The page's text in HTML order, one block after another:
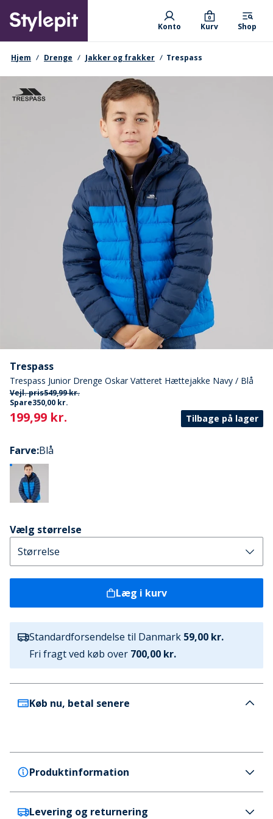
main
content
Primary departments
Konto Kurv
0
Shop
navigationssti
Hjem Drenge Jakker og frakker Trespass
Trespass
Trespass Junior Drenge Oskar Vatteret Hættejakke Navy / Blå
Vejl. pris549,99 kr.
Spare350,00 kr.
Current
199,99 kr. Tilbage på lager
Farve:Blå
Vælg størrelse
Læg i kurv
Standardforsendelse til Danmark 59,00 kr.
Fri fragt ved køb over 700,00 kr.
Køb nu, betal senere
Produktinformation
Trespass
Levering og returnering